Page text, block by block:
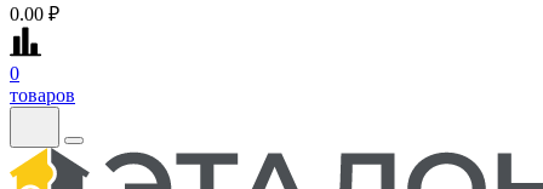
0.00 ₽
0
товаров